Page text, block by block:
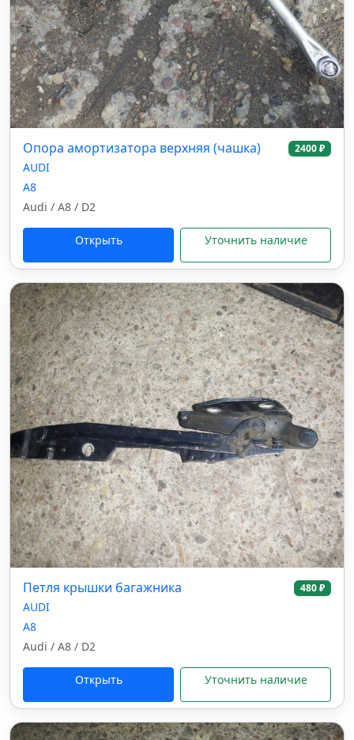
Опора амортизатора верхняя (чашка) 2400 ₽
AUDI
A8
Audi / A8 / D2
Открыть Уточнить наличие
Петля крышки багажника 480 ₽
AUDI
A8
Audi / A8 / D2
Открыть Уточнить наличие